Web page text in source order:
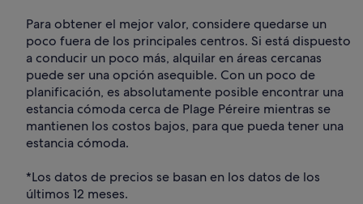
Para obtener el mejor valor, considere quedarse un
poco fuera de los principales centros. Si está dispuesto
a conducir un poco más, alquilar en áreas cercanas
puede ser una opción asequible. Con un poco de
planificación, es absolutamente posible encontrar una
estancia cómoda cerca de Plage Péreire mientras se
mantienen los costos bajos, para que pueda tener una
estancia cómoda.
*Los datos de precios se basan en los datos de los
últimos 12 meses.